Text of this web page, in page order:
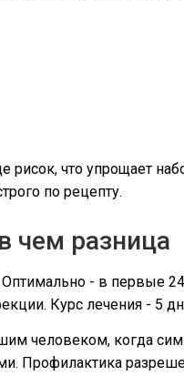
что упрощает
по рецепту.
чем разница
- в первые
Курс лечения - 5
человеком, когда
Профилактика